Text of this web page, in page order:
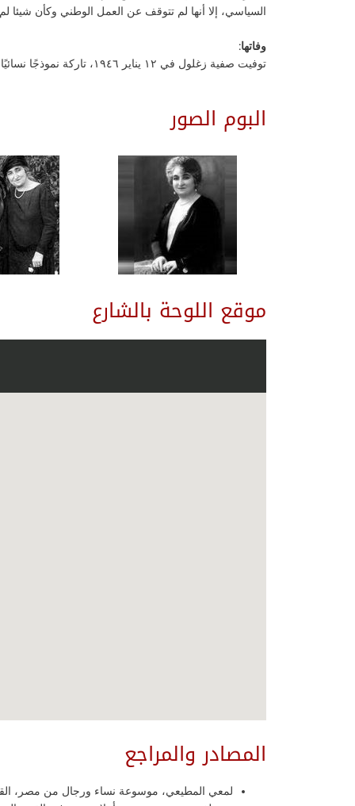
السياسي، إلا أنها لم تتوقف عن العمل الوطني وكأن شيئا
وفاتها:
توفيت صفية زغلول في ١٢ يناير ١٩٤٦، تاركة نموذجًا نسائيًا رفيعًا للمصريات.
البوم الصور
موقع اللوحة بالشارع
المصادر والمراجع
لمعي المطيعي، موسوعة نساء ورجال من مصر، القاهرة: دار